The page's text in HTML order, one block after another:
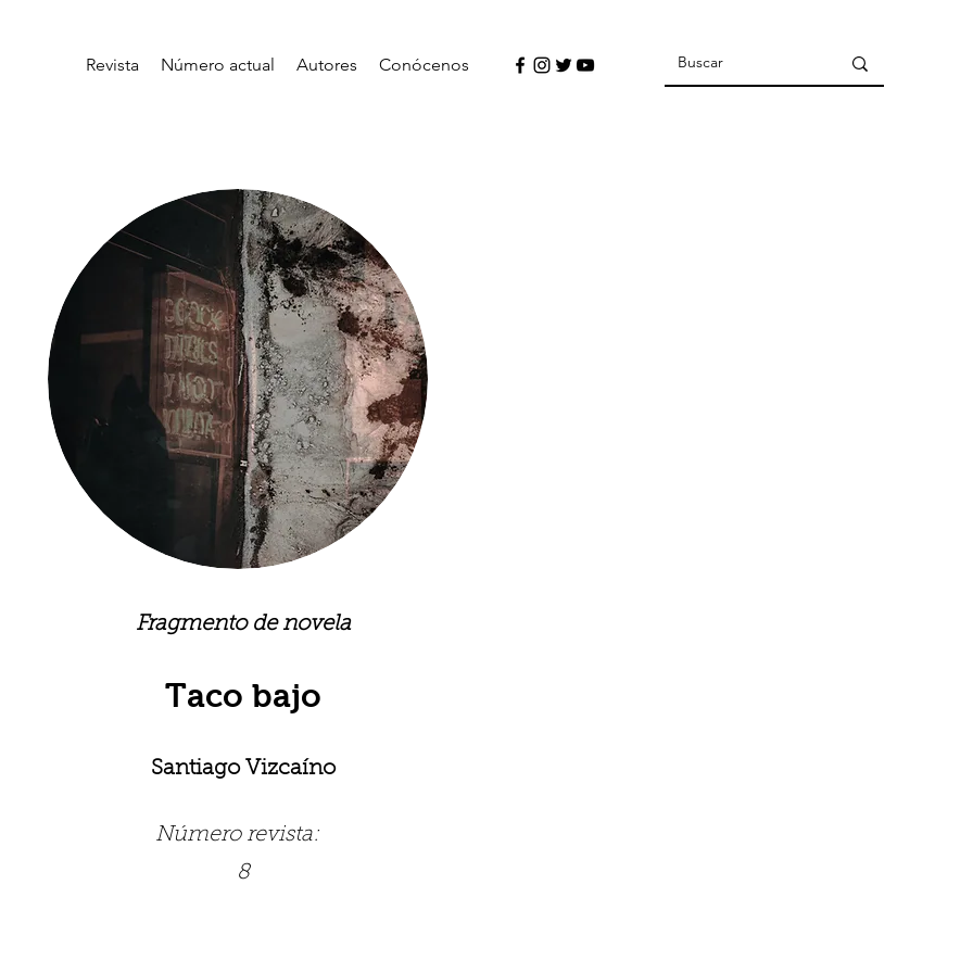
Revista Número actual Autores Conócenos
Fragmento de novela
Taco bajo
Santiago Vizcaíno
Número revista:
8